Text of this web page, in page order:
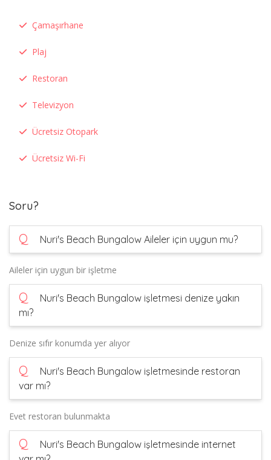
Çamaşırhane
Plaj
Restoran
Televizyon
Ücretsiz Otopark
Ücretsiz Wi-Fi
Soru?
Q Nuri's Beach Bungalow Aileler için uygun mu?
Aileler için uygun bir işletme
Q
Nuri's Beach Bungalow işletmesi denize yakın
mı?
Denize sıfır konumda yer alıyor
Q
Nuri's Beach Bungalow işletmesinde restoran
var mı?
Evet restoran bulunmakta
Q
Nuri's Beach Bungalow işletmesinde internet